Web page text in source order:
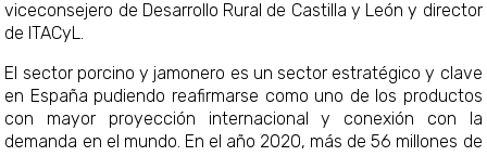
viceconsejero de Desarrollo Rural de Castilla y León y director
de ITACyL.
El sector porcino y jamonero es un sector estratégico y clave
en España pudiendo reafirmarse como uno de los productos
con mayor proyección internacional y conexión con la
demanda en el mundo. En el año 2020, más de 56 millones de